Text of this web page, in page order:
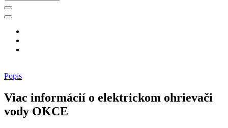
Popis
Viac informácií o elektrickom ohrievači
vody OKCE